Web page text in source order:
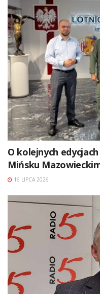
O kolejnych
Mińsku
16 LIPCA 2026